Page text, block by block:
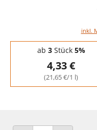
inkl.
Staffelpreise - Mengenrabatt
ab 3Stück 5%
4,33 €
(21,65 €/1 l)